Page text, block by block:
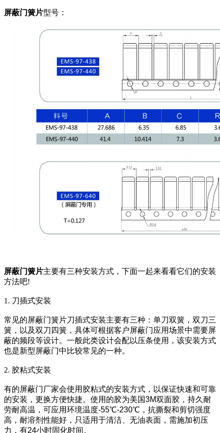
屏蔽门簧片型号：
屏蔽门簧片主要有三种安装方式，下面一起来看看它们的安装
方法吧!
1. 刀插式安装
常见的屏蔽门簧片刀插式安装主要有三种：单刀双簧，双刀三
簧，以及双刀四簧，具体可根据客户屏蔽门应用场景中需要屏
蔽的频段等设计。一般此类设计会配以压条使用，该安装方式
也是新型屏蔽门中比较常见的一种。
2. 胶粘式安装
有的屏蔽门厂家会使用胶粘式的安装方式，以保证快速和可靠
的安装，更换方便快捷。使用的胶为美国3M双面胶，持久耐
劳耐高温，可应用环境温度-55℃-230℃，抗撕裂和剪切强度
高，耐溶剂性能好，只适用于清洁、无油表面，需施加初压
力，有24小时固化时间。